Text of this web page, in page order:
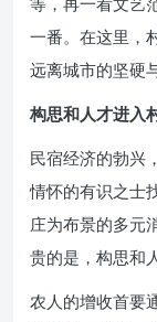
一番。在这里，
远离城市的坚硬
构思和人才进入
民宿经济的勃兴
情怀的有识之士
庄为布景的多元
贵的是，构思和
农人的增收首要